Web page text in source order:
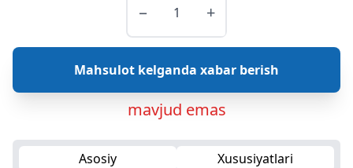
− +
Mahsulot kelganda xabar berish
mavjud emas
Asosiy Xususiyatlari